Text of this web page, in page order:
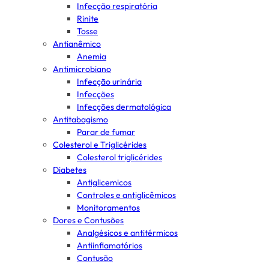
Infecção respiratória
Rinite
Tosse
Antianêmico
Anemia
Antimicrobiano
Infecção urinária
Infecções
Infecções dermatológica
Antitabagismo
Parar de fumar
Colesterol e Triglicérides
Colesterol triglicérides
Diabetes
Antiglicemicos
Controles e antiglicêmicos
Monitoramentos
Dores e Contusões
Analgésicos e antitérmicos
Antiinflamatórios
Contusão